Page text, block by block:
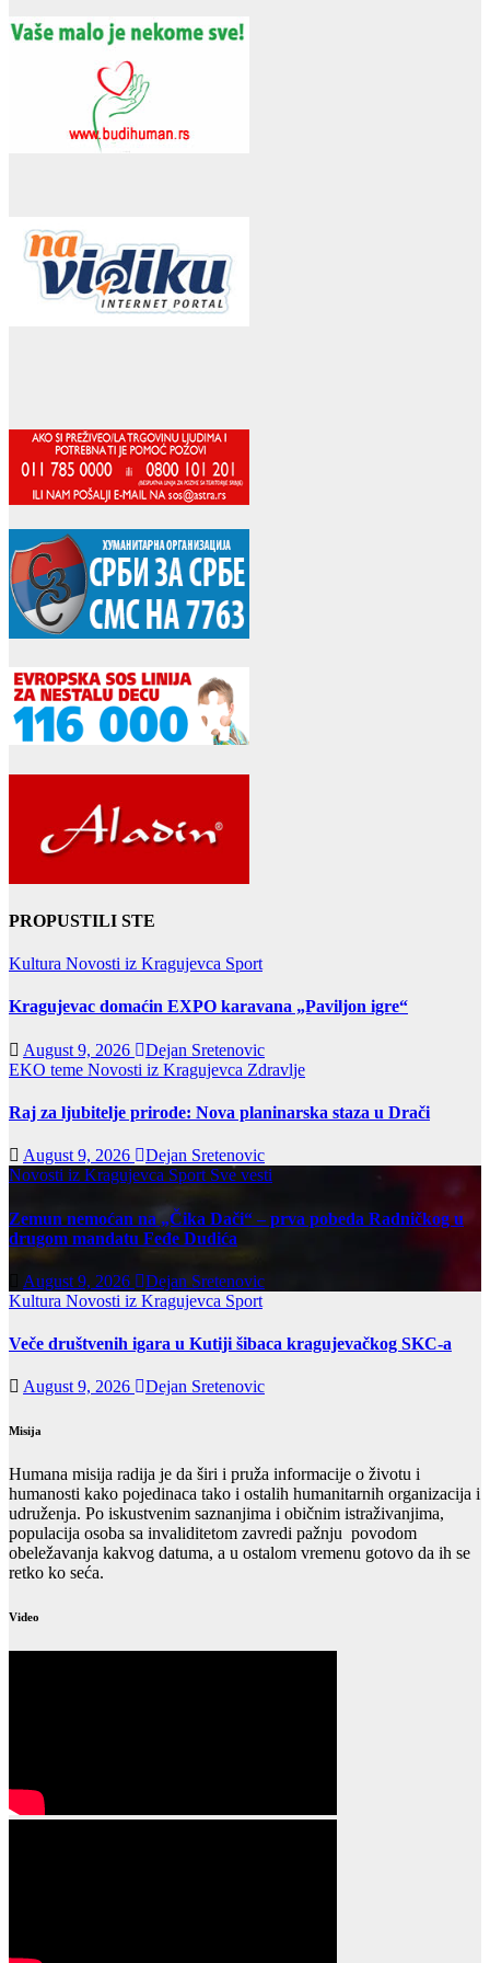
PROPUSTILI STE
Kultura Novosti iz Kragujevca Sport
Kragujevac domaćin EXPO karavana „Paviljon igre“
August 9, 2026
Dejan Sretenovic
EKO teme Novosti iz Kragujevca Zdravlje
Raj za ljubitelje prirode: Nova planinarska staza u Drači
August 9, 2026
Dejan Sretenovic
Novosti iz Kragujevca Sport Sve vesti
Zemun nemoćan na „Čika Dači“ – prva pobeda Radničkog u
drugom mandatu Feđe Dudića
August 9, 2026
Dejan Sretenovic
Kultura Novosti iz Kragujevca Sport
Veče društvenih igara u Kutiji šibaca kragujevačkog SKC-a
August 9, 2026 Dejan Sretenovic
Misija
Humana misija radija je da širi i pruža informacije o životu i
humanosti kako pojedinaca tako i ostalih humanitarnih organizacija i
udruženja. Po iskustvenim saznanjima i običnim istraživanjima,
populacija osoba sa invaliditetom zavredi pažnju povodom
obeležavanja kakvog datuma, a u ostalom vremenu gotovo da ih se
retko ko seća.
Video